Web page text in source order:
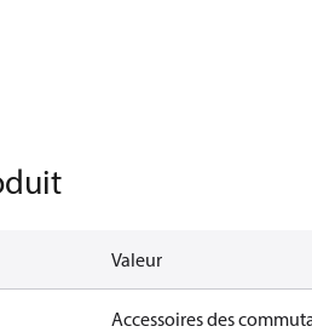
Valeur
Accessoires des